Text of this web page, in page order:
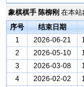
象棋棋手 陈柳刚 在本站
序号
结束日期
1
2026-06-21
2
2026-05-10
3
2026-03-08
4
2026-02-02